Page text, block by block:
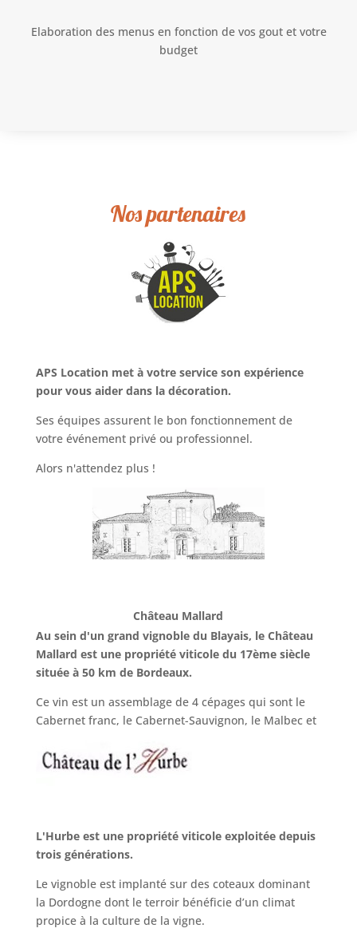
Elaboration des menus en fonction de vos gout et votre
budget
Nos partenaires
APS Location met à votre service son expérience
pour vous aider dans la décoration.
Ses équipes assurent le bon fonctionnement de
votre événement privé ou professionnel.
Alors n'attendez plus !
Château Mallard
Au sein d'un grand vignoble du Blayais, le Château
Mallard est une propriété viticole du 17ème siècle
située à 50 km de Bordeaux.
Ce vin est un assemblage de 4 cépages qui sont le
Cabernet franc, le Cabernet-Sauvignon, le Malbec et
L'Hurbe est une propriété viticole exploitée depuis
trois générations.
Le vignoble est implanté sur des coteaux dominant
la Dordogne dont le terroir bénéficie d’un climat
propice à la culture de la vigne.